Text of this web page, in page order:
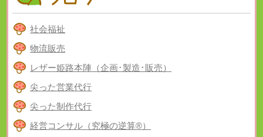
社会福祉
物流販売
レザー姫路本陣（企画･製造･販売）
尖った営業代行
尖った制作代行
経営コンサル（究極の逆算®）